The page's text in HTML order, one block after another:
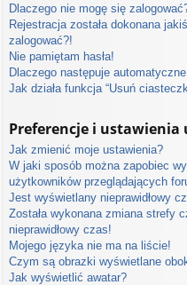
Dlaczego nie mogę się
Rejestracja została dokonana
zalogować?!
Nie pamiętam hasła!
Dlaczego następuje
Jak działa funkcja “Usuń
Preferencje i
Jak zmienić moje ustawienia?
W jaki sposób można zapobiec
użytkowników przeglądających
Jest wyświetlany nieprawidłowy
Została wykonana zmiana strefy
nieprawidłowy czas!
Mojego języka nie ma na liście!
Czym są obrazki wyświetlane
Jak wyświetlić awatar?